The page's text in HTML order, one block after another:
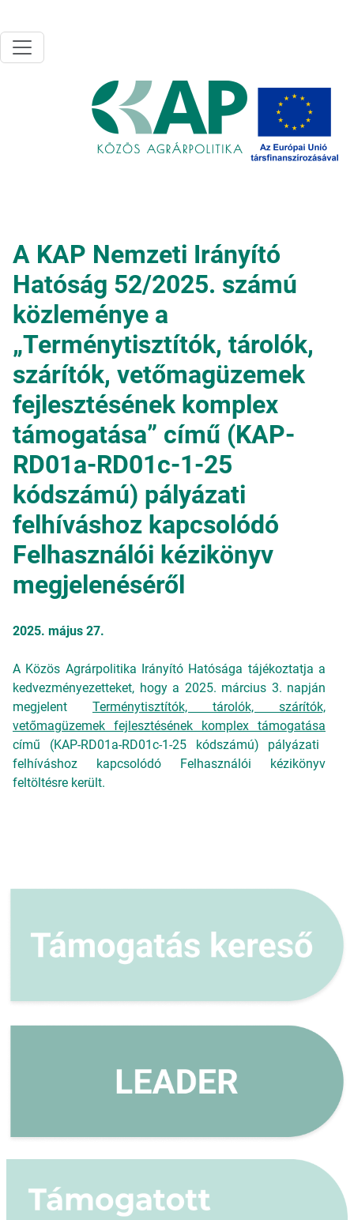
A KAP Nemzeti Irányító
Hatóság 52/2025. számú
közleménye a
„Terménytisztítók, tárolók,
szárítók, vetőmagüzemek
fejlesztésének komplex
támogatása” című (KAP-
RD01a-RD01c-1-25
kódszámú) pályázati
felhíváshoz kapcsolódó
Felhasználói kézikönyv
megjelenéséről
2025. május 27.
A Közös Agrárpolitika Irányító Hatósága tájékoztatja a
kedvezményezetteket, hogy a 2025. március 3. napján
megjelent Terménytisztítók, tárolók, szárítók,
vetőmagüzemek fejlesztésének komplex támogatása
című (KAP-RD01a-RD01c-1-25 kódszámú) pályázati
felhíváshoz kapcsolódó Felhasználói kézikönyv
feltöltésre került.